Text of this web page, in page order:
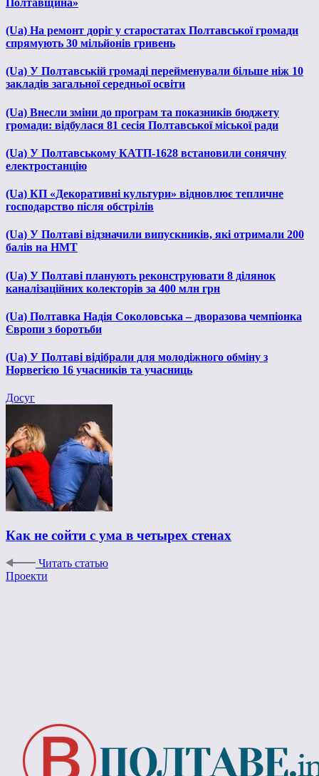
(Ua) На ремонт доріг у старостатах Полтавської громади
спрямують 30 мільйонів гривень
(Ua) У Полтавській громаді перейменували більше ніж 10
закладів загальної середньої освіти
(Ua) Внесли зміни до програм та показників бюджету
громади: відбулася 81 сесія Полтавської міської ради
(Ua) У Полтавському КАТП-1628 встановили сонячну
електростанцію
(Ua) КП «Декоративні культури» відновлює тепличне
господарство після обстрілів
(Ua) У Полтаві відзначили випускників, які отримали 200
балів на НМТ
(Ua) У Полтаві планують реконструювати 8 ділянок
каналізаційних колекторів за 400 млн грн
(Ua) Полтавка Надія Соколовська – дворазова чемпіонка
Європи з боротьби
(Ua) У Полтаві відібрали для молодіжного обміну з
Норвегією 16 учасників та учасниць
Досуг
Как не сойти с ума в четырех стенах
Читать статью
Проекти